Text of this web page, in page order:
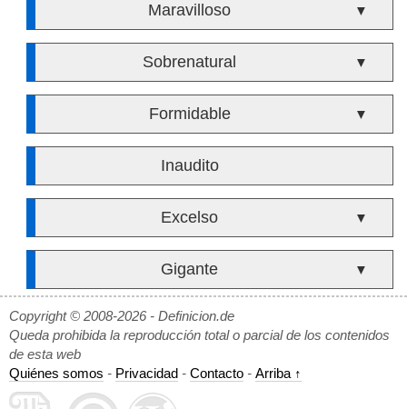
Maravilloso ▼
Sobrenatural ▼
Formidable ▼
Inaudito
Excelso ▼
Gigante ▼
Copyright © 2008-2026 - Definicion.de
Queda prohibida la reproducción total o parcial de los contenidos
de esta web
Quiénes somos - Privacidad - Contacto - Arriba ↑